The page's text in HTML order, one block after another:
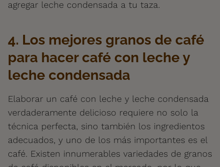
agregar leche condensada a tu taza.
4. Los mejores granos de café
para hacer café con leche y
leche condensada
Elaborar un café con leche y leche condensada
verdaderamente delicioso requiere no solo la
técnica perfecta, sino también los ingredientos
adecuados, y uno de los más importantes es el
café. Existen innumerables variedades de granos